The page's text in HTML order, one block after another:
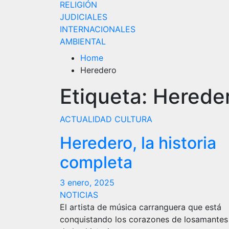
RELIGIÓN
JUDICIALES
INTERNACIONALES
AMBIENTAL
Home
Heredero
Etiqueta:
ACTUALIDAD CULTURA
Heredero, la historia
completa
3 enero, 2025
NOTICIAS
El artista de música carranguera que está
conquistando los corazones de losamantes